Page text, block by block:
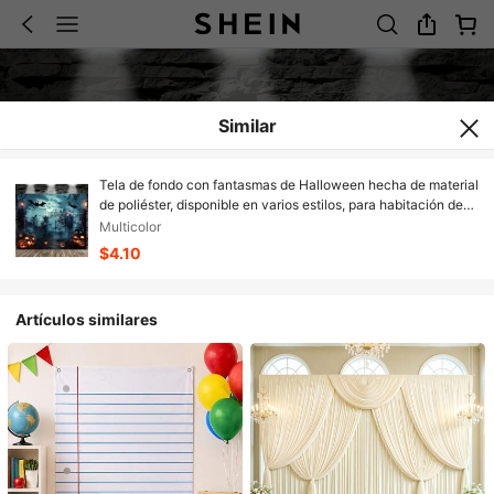
Similar
Tela de fondo con fantasmas de Halloween hecha de material
de poliéster, disponible en varios estilos, para habitación de
bruja, con calabaza, murciélagos y luna llena, decoración de
pared multifuncional para interiores y exteriores, fondo de
banner
Multicolor
$4.10
Artículos similares